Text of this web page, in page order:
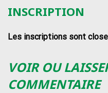
INSCRIPTION
Les inscriptions sont
VOIR OU
COMMENTAIRE